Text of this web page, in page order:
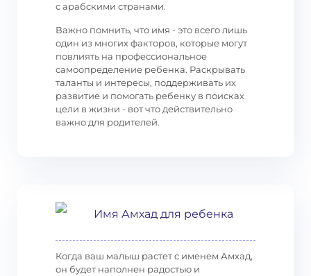
с арабскими странами.
Важно помнить, что имя - это всего лишь
один из многих факторов, которые могут
повлиять на профессиональное
самоопределение ребенка. Раскрывать
таланты и интересы, поддерживать их
развитие и помогать ребенку в поисках
цели в жизни - вот что действительно
важно для родителей.
Имя Амхад для ребенка
Когда ваш малыш растет с именем Амхад,
он будет наполнен радостью и